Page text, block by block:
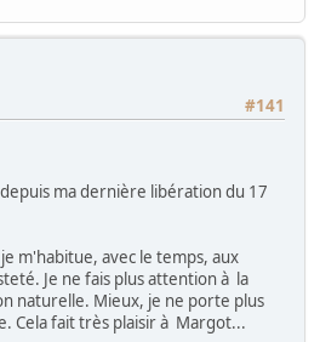
#141
ma dernière libération du 17
m'habitue, avec le temps, aux
Je ne fais plus attention à la
naturelle. Mieux, je ne porte plus
Cela fait très plaisir à Margot...